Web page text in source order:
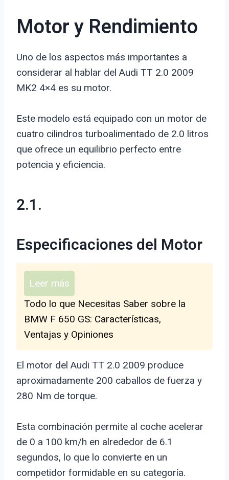
Motor y Rendimiento
Uno de los aspectos más importantes a
considerar al hablar del Audi TT 2.0 2009
MK2 4×4 es su motor.
Este modelo está equipado con un motor de
cuatro cilindros turboalimentado de 2.0 litros
que ofrece un equilibrio perfecto entre
potencia y eficiencia.
2.1.
Especificaciones del Motor
Leer más
Todo lo que Necesitas Saber sobre la
BMW F 650 GS: Características,
Ventajas y Opiniones
El motor del Audi TT 2.0 2009 produce
aproximadamente 200 caballos de fuerza y
280 Nm de torque.
Esta combinación permite al coche acelerar
de 0 a 100 km/h en alrededor de 6.1
segundos, lo que lo convierte en un
competidor formidable en su categoría.